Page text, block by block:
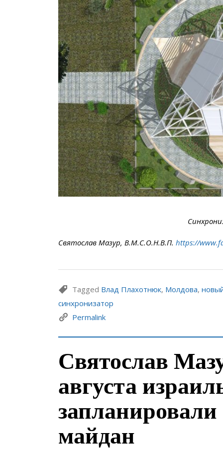
Святослав Мазур, В.М.С.О.Н.В.П. https://
Tagged Влад Плахотнюк, Молдова,
синхронизатор
Permalink
Святослав
августа
майдан